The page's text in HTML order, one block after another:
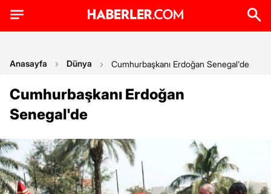
Anasayfa Dünya Cumhurbaşkanı Erdoğan Senegal'de
Cumhurbaşkanı Erdoğan
Senegal'de